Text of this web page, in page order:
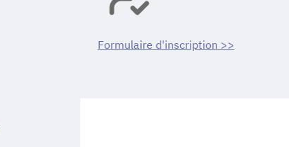
Formulaire d'inscription >>